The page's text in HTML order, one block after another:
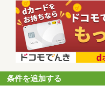
条件を追加する